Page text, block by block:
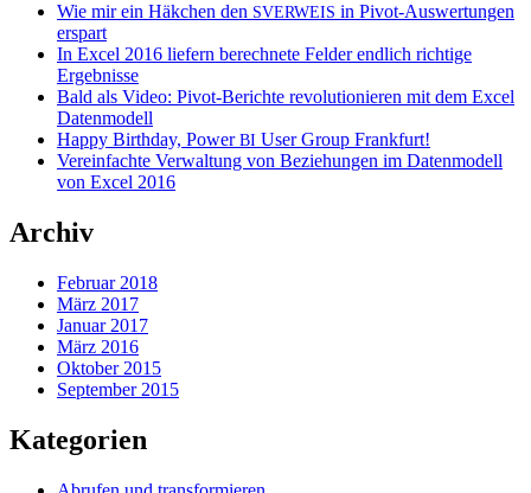
Wie mir ein Häkchen den SVERWEIS in Pivot-Auswertungen
erspart
In Excel 2016 liefern berechnete Felder endlich richtige
Ergebnisse
Bald als Video: Pivot-Berichte revolutionieren mit dem Excel
Datenmodell
Happy Birthday, PowerBI User Group Frankfurt!
Vereinfachte Verwaltung von Beziehungen im Datenmodell
von Excel 2016
Archiv
Februar 2018
März 2017
Januar 2017
März 2016
Oktober 2015
September 2015
Kategorien